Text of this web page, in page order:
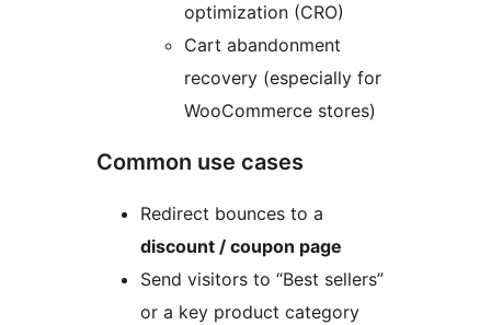
optimization (CRO)
Cart abandonment
recovery (especially for
WooCommerce stores)
Common use cases
Redirect bounces to a
discount / coupon page
Send visitors to “Best sellers”
or a key product category